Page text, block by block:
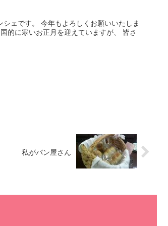
ェです。 今年もよろしくお願いいたしま
的に寒いお正月を迎えていますが、 皆さ
私がパン屋さん